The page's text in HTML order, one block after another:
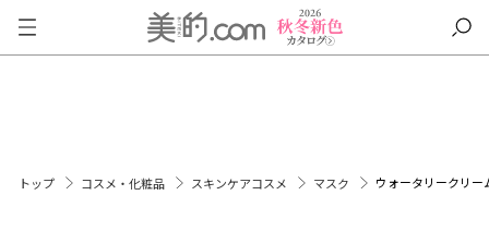
トップ コスメ・化粧品 スキンケアコスメ マスク ウォータリークリー